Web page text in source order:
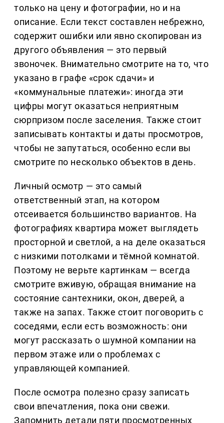
только на цену и фотографии, но и на
описание. Если текст составлен небрежно,
содержит ошибки или явно скопирован из
другого объявления — это первый
звоночек. Внимательно смотрите на то, что
указано в графе «срок сдачи» и
«коммунальные платежи»: иногда эти
цифры могут оказаться неприятным
сюрпризом после заселения. Также стоит
записывать контакты и даты просмотров,
чтобы не запутаться, особенно если вы
смотрите по несколько объектов в день.
Личный осмотр — это самый
ответственный этап, на котором
отсеивается большинство вариантов. На
фотографиях квартира может выглядеть
просторной и светлой, а на деле оказаться
с низкими потолками и тёмной комнатой.
Поэтому не верьте картинкам — всегда
смотрите вживую, обращая внимание на
состояние сантехники, окон, дверей, а
также на запах. Также стоит поговорить с
соседями, если есть возможность: они
могут рассказать о шумной компании на
первом этаже или о проблемах с
управляющей компанией.
После осмотра полезно сразу записать
свои впечатления, пока они свежи.
Запомнить детали пяти просмотренных